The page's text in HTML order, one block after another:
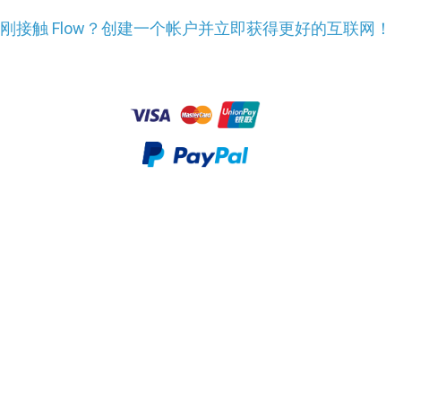
刚接触 Flow？创建一个帐户并立即获得更好的互联网！